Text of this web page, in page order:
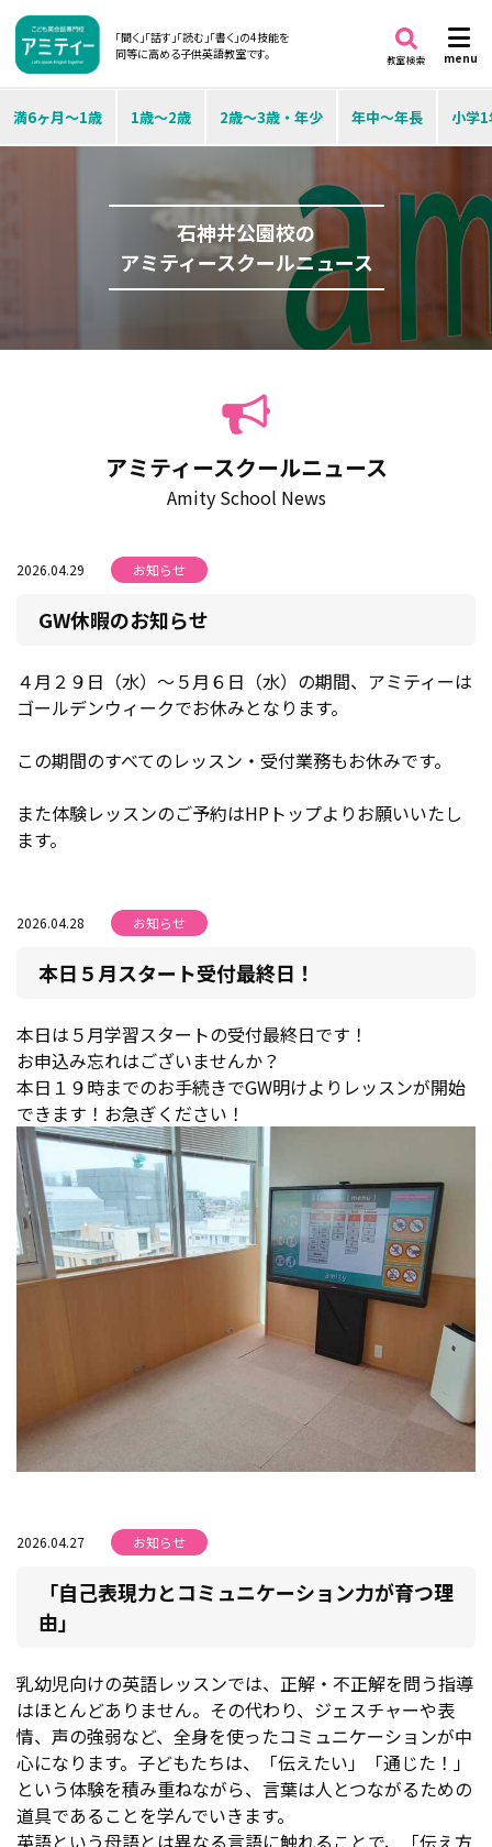
「聞く」「話す」「読む」「書く」の4技能を
同等に高める子供英語教室です。
menu
教室検索
満6ヶ月～1歳 1歳～2歳 2歳～3歳・年少 年中～年長 小学
石神井公園校の
アミティースクールニュース
アミティースクールニュース
Amity School News
2026.04.29 お知らせ
GW休暇のお知らせ
４月２９日（水）～５月６日（水）の期間、アミティーは
ゴールデンウィークでお休みとなります。
この期間のすべてのレッスン・受付業務もお休みです。
また体験レッスンのご予約はHPトップよりお願いいたし
ます。
2026.04.28 お知らせ
本日５月スタート受付最終日！
本日は５月学習スタートの受付最終日です！
お申込み忘れはございませんか？
本日１９時までのお手続きでGW明けよりレッスンが開始
できます！お急ぎください！
2026.04.27 お知らせ
「自己表現力とコミュニケーション力が育つ理
由」
乳幼児向けの英語レッスンでは、正解・不正解を問う指導
はほとんどありません。その代わり、ジェスチャーや表
情、声の強弱など、全身を使ったコミュニケーションが中
心になります。子どもたちは、「伝えたい」「通じた！」
という体験を積み重ねながら、言葉は人とつながるための
道具であることを学んでいきます。
英語という母語とは異なる言語に触れることで、「伝え方